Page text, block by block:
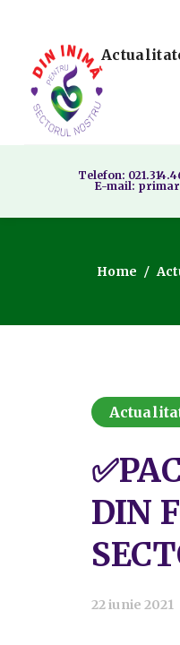
Telefon:
E-mail:
Home
DIN
22 iunie 2021